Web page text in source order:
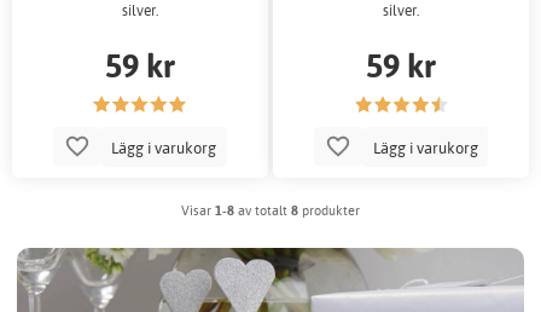
silver.
59 kr
Lägg i varukorg
silver.
59 kr
Lägg i varukorg
Visar 1-8 av totalt 8 produkter